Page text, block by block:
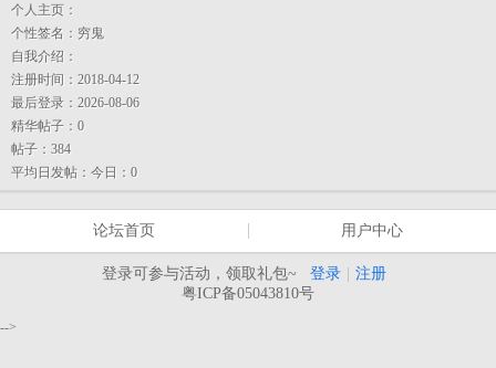
个人主页：
个性签名： 穷鬼
自我介绍：
注册时间： 2018-04-12
最后登录： 2026-08-06
精华帖子： 0
帖子： 384
平均日发帖： 今日：0
论坛首页 用户中心
登录可参与活动，领取礼包~ 登录
注册
粤ICP备05043810号
-->